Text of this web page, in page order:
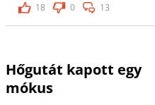
18
0 13
Hőgutát kapott egy
mókus